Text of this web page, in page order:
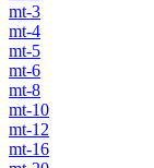
mt-3
mt-4
mt-5
mt-6
mt-8
mt-10
mt-12
mt-16